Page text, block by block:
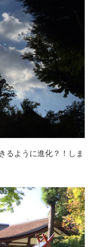
るように進化？！しま